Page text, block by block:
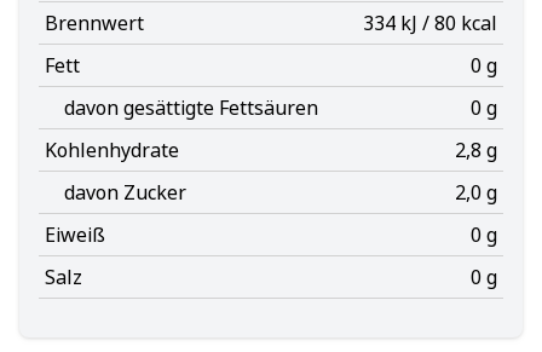
Brennwert
334 kJ / 80 kcal
Fett
0 g
davon gesättigte Fettsäuren
0 g
Kohlenhydrate
2,8 g
davon Zucker
2,0 g
Eiweiß
0 g
Salz
0 g